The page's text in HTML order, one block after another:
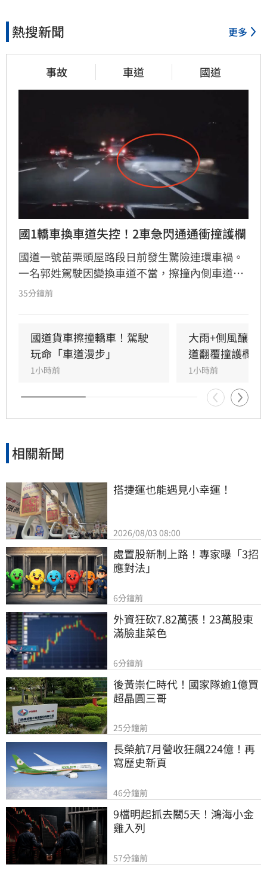
熱搜新聞 更多
事故 車道 國道
國1轎車換車道失控！2車急閃通通衝撞護欄
國道一號苗栗頭屋路段日前發生驚險連環車禍。
一名郭姓駕駛因變換車道不當，擦撞內側車道黃
姓駕駛車輛，導致黃車失控撞擊護欄後甩滑，波
醫，經酒測確認3名駕駛均無酒駕。國道警察呼
籲，變換車道務必顯示方向燈並保持安全距離，
切勿強行切入，以防憾事再次發生。此次事故亦
提醒用路人，行經國道應隨時保持警覺，並與前
車保持適當安全間距，以確保行車安全。
35分鐘前
國道貨車擦撞轎車！駕駛
玩命「車道漫步」
1小時前
大雨+側風釀禍
道翻覆撞護欄
1小時前
相關新聞
搭捷運也能遇見小幸運！
2026/08/03 08:00
處置股新制上路！專家曝「3招
應對法」
6分鐘前
外資狂砍7.82萬張！23萬股東
滿臉韭菜色
6分鐘前
後黃崇仁時代！國家隊逾1億買
超晶圓三哥
25分鐘前
長榮航7月營收狂飆224億！再
寫歷史新頁
46分鐘前
9檔明起抓去關5天！鴻海小金
雞入列
57分鐘前